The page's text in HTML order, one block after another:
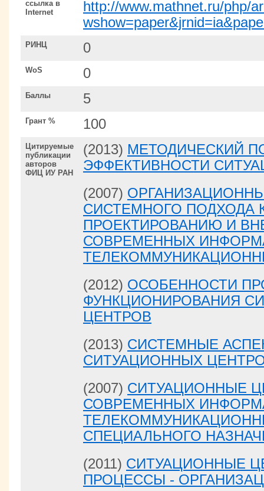
ссылка в
Internet
http://www.mathnet.ru/php/
РИНЦ 0
WoS 0
Баллы 5
Грант % 100
Цитируемые
публикации
авторов
ФИЦ ИУ РАН
(2013) МЕТОДИЧЕСКИЙ
ЭФФЕКТИВНОСТИ
(2007)
СИСТЕМНОГО ПОДХОДА
ПРОЕКТИРОВАНИЮ И
СОВРЕМЕННЫХ
(2012) ОСОБЕННОСТИ
ФУНКЦИОНИРОВАНИЯ
ЦЕНТРОВ
(2013) СИСТЕМНЫЕ
СИТУАЦИОННЫХ
(2007) СИТУАЦИОННЫЕ
СОВРЕМЕННЫХ
СПЕЦИАЛЬНОГО
(2011) СИТУАЦИОННЫЕ
ПРОЦЕССЫ -